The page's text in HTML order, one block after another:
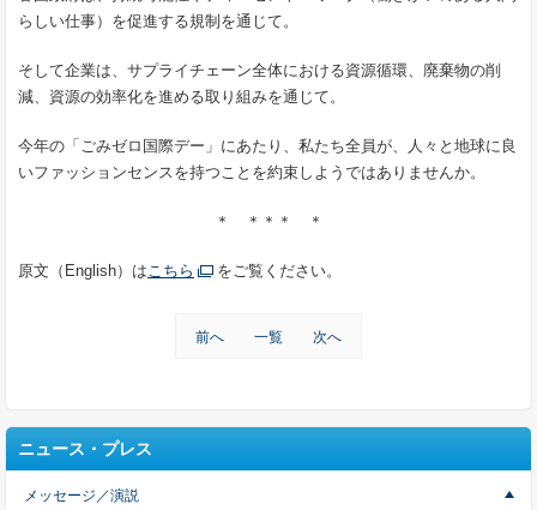
らしい仕事）を促進する規制を通じて。
そして企業は、サプライチェーン全体における資源循環、廃棄物の削
減、資源の効率化を進める取り組みを通じて。
今年の「ごみゼロ国際デー」にあたり、私たち全員が、人々と地球に良
いファッションセンスを持つことを約束しようではありませんか。
＊ ＊＊＊ ＊
原文（English）はこちら をご覧ください。
前へ 一覧 次へ
ニュース・プレス
メッセージ／演説